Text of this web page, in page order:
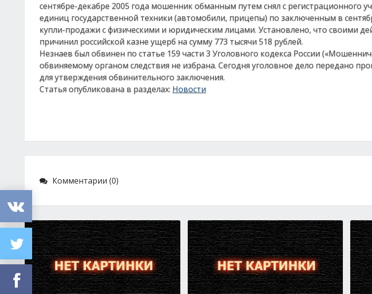
сентябре-декабре 2005 года мошенник обманным путем снял с регистрационного
единиц государственной техники (автомобили, прицепы) по заключенным в
купли-продажи с физическими и юридическим лицами. Установлено, что своими
причинил российской казне ущерб на сумму 773 тысячи 518 рублей.
Незнаев был обвинен по статье 159 части 3 Уголовного кодекса России
обвиняемому органом следствия не избрана. Сегодня уголовное дело передано
для утверждения обвинительного заключения.
Статья опубликована в разделах: Новости
Комментарии (0)